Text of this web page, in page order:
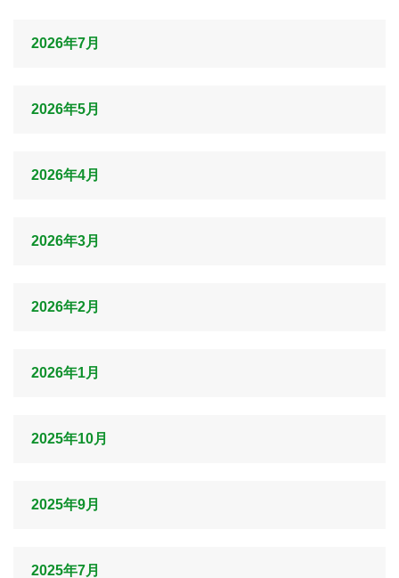
2026年7月
2026年5月
2026年4月
2026年3月
2026年2月
2026年1月
2025年10月
2025年9月
2025年7月